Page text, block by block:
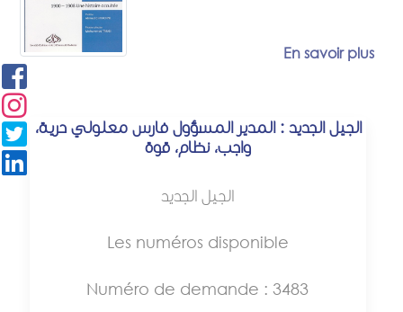
En savoir plus
الجيل الجديد : المدير المسؤول فارس معلولي حرية،
واجب، نظام، قوة
الجيل الجديد
Les numéros disponible
Numéro de demande : 3483